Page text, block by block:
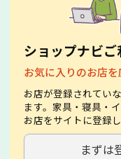
ショップナビ
お気に入りのお店を
お店が登録されてい
ます。家具・寝具・
お店をサイトに登録
まずは